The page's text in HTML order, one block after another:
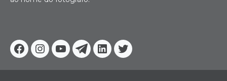
Facebook
Instagram
YoutubeTelegram
Linkedin
Twitter